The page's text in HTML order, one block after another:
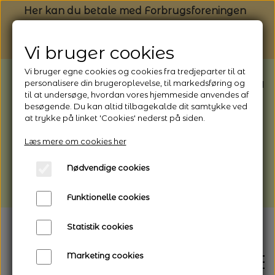
Her kan du betale med Forbrugsforeningen
BEMÆRK: Butikken har ferielukket* fra
1/8 - 9/8 - 2026
*Webshoppen er åben og sender hele
afhentning
Vi gør opmærksom på, at der kan være lidt
længere leveringstid
Vi bruger cookies
Vi bruger egne cookies og cookies fra tredjeparter til at
personalisere din brugeroplevelse, til markedsføring og
til at undersøge, hvordan vores hjemmeside anvendes af
besøgende. Du kan altid tilbagekalde dit samtykke ved
at trykke på linket 'Cookies' nederst på siden.
Læs mere om cookies her
Nødvendige cookies
Funktionelle cookies
Statistik cookies
Marketing cookies